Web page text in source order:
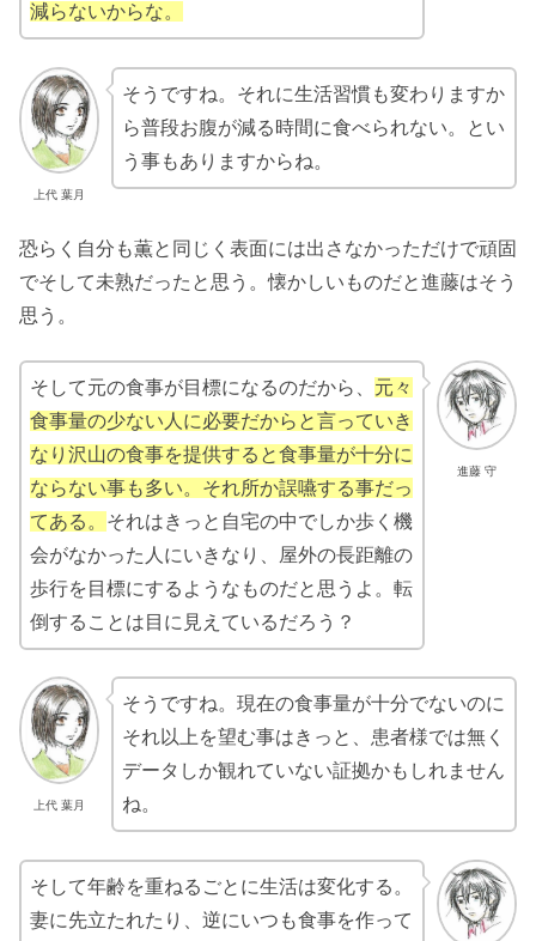
減らないからな。
上代 葉月
そうですね。それに生活習慣も変わりますか
ら普段お腹が減る時間に食べられない。とい
う事もありますからね。
恐らく自分も薫と同じく表面には出さなかっただけで頑固
でそして未熟だったと思う。懐かしいものだと進藤はそう
思う。
進藤 守
そして元の食事が目標になるのだから、 元々
食事量の少ない人に必要だからと言っていき
なり沢山の食事を提供すると食事量が十分に
ならない事も多い。それ所か誤嚥する事だっ
てある。 それはきっと自宅の中でしか歩く機
会がなかった人にいきなり、屋外の長距離の
歩行を目標にするようなものだと思うよ。転
倒することは目に見えているだろう？
上代 葉月
そうですね。現在の食事量が十分でないのに
それ以上を望む事はきっと、患者様では無く
データしか観れていない証拠かもしれません
ね。
そして年齢を重ねるごとに生活は変化する。
妻に先立たれたり、逆にいつも食事を作って